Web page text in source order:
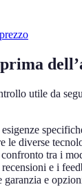
utile da
le diverse
tra i
e i
garanzia e